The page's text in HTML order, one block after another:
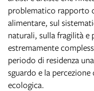
problematico rapporto
alimentare, sul
naturali, sulla fragilità e
estremamente
periodo di residenza
sguardo e la
ecologica.